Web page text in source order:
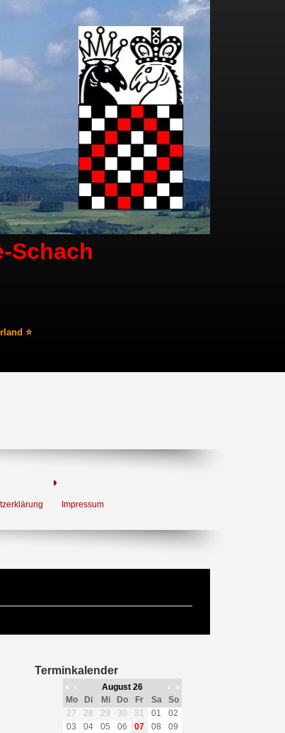
Schach
⭐
Impressum
Terminkalender
« ‹ August 26 ›
»
Mo
Di Mi Do Fr Sa
So
27
28 29 30 31 01
02
03
04 05 06 07 08
09